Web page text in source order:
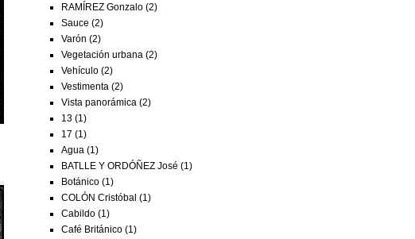
RAMÍREZ Gonzalo (2)
Sauce (2)
Varón (2)
Vegetación urbana (2)
Vehículo (2)
Vestimenta (2)
Vista panorámica (2)
13 (1)
17 (1)
Agua (1)
BATLLE Y ORDÓÑEZ José (1)
Botánico (1)
COLÓN Cristóbal (1)
Cabildo (1)
Café Británico (1)